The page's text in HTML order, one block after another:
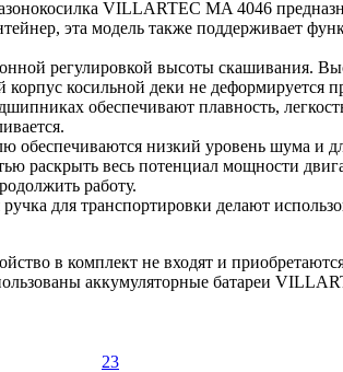
VILLARTEC MA 4046
эта модель также поддерживает
регулировкой высоты скашивания.
косильной деки не деформируется
обеспечивают плавность,
обеспечиваются низкий уровень шума
раскрыть весь потенциал мощности
работу.
для транспортировки делают
в комплект не входят и
аккумуляторные батареи
23